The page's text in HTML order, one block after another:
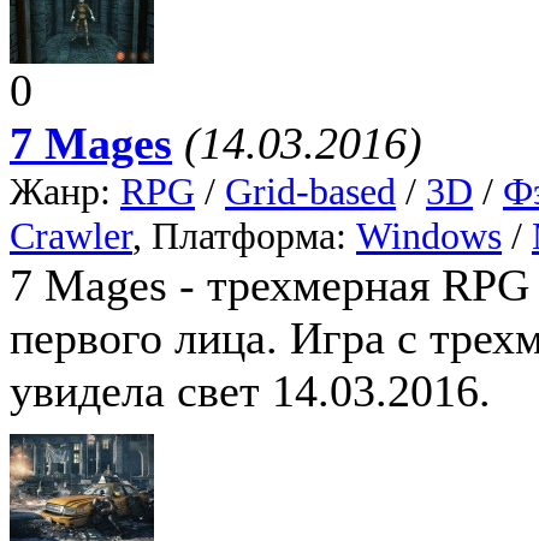
0
7 Mages (14.03.2016)
Жанр: RPG / Grid-based / 3D /
Crawler, Платформа: Windows /
7 Mages - трехмерная
первого лица. Игра с
увидела свет 14.03.2016.